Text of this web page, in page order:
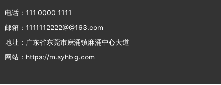
电话：111 0000 1111
邮箱：1111112222@@163.com
地址：广东省东莞市麻涌镇麻涌中心大道
网站：https://m.syhbig.com